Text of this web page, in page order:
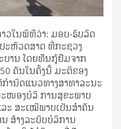
ວໃນພິທີວ່າ: ມອບ-ຮັບລົດ
ປະຫັວດສາດ ທີ່ກະຊວງ
ບານ ໂດຍທືນກູ້ຢືມຈາກ
ຄັນໃນຄັ້ງນີ້ ມະຕິຂອງ
ານົດແນວທາງສາທາລະນະ
ະໜອງບໍລິ ການສຸຂະພາບ
ະ ສະເໝີພາບເປັນສຳຄັນ
ສ້າງລະບົບບໍລິການ